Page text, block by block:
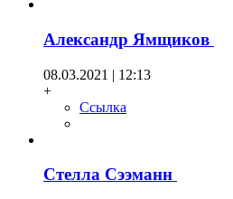
Александр Ямщиков
08.03.2021 | 12:13
+
Ссылка
Стелла Сээманн